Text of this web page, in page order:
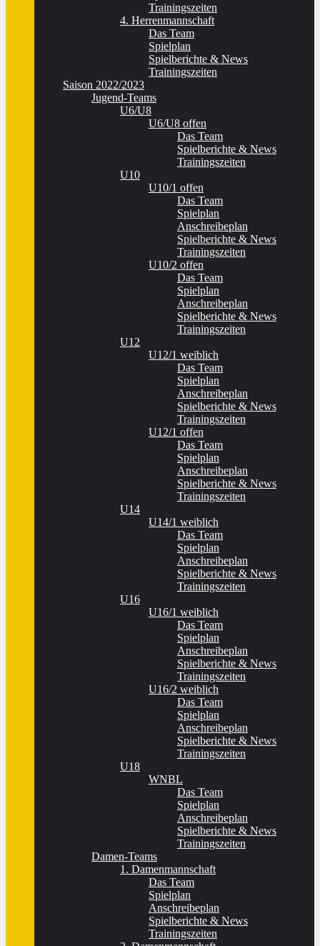
Trainingszeiten
4. Herrenmannschaft
Das Team
Spielplan
Spielberichte & News
Trainingszeiten
Saison 2022/2023
Jugend-Teams
U6/U8
U6/U8 offen
Das Team
Spielberichte & News
Trainingszeiten
U10
U10/1 offen
Das Team
Spielplan
Anschreibeplan
Spielberichte & News
Trainingszeiten
U10/2 offen
Das Team
Spielplan
Anschreibeplan
Spielberichte & News
Trainingszeiten
U12
U12/1 weiblich
Das Team
Spielplan
Anschreibeplan
Spielberichte & News
Trainingszeiten
U12/1 offen
Das Team
Spielplan
Anschreibeplan
Spielberichte & News
Trainingszeiten
U14
U14/1 weiblich
Das Team
Spielplan
Anschreibeplan
Spielberichte & News
Trainingszeiten
U16
U16/1 weiblich
Das Team
Spielplan
Anschreibeplan
Spielberichte & News
Trainingszeiten
U16/2 weiblich
Das Team
Spielplan
Anschreibeplan
Spielberichte & News
Trainingszeiten
U18
WNBL
Das Team
Spielplan
Anschreibeplan
Spielberichte & News
Trainingszeiten
Damen-Teams
1. Damenmannschaft
Das Team
Spielplan
Anschreibeplan
Spielberichte & News
Trainingszeiten